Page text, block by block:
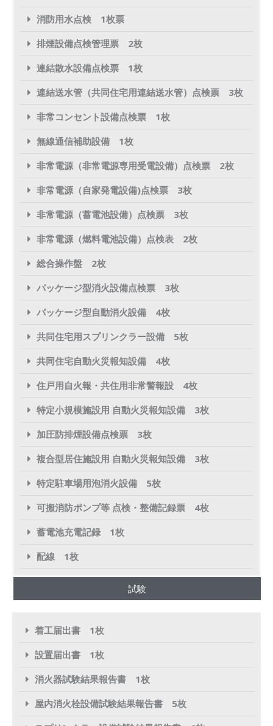
消防用水点検 1枚票
排煙設備点検管理票 2枚
連結散水設備点検票 1枚
連結送水管（共同住宅用連結送水管）点検票 3枚
非常コンセント設備点検票 1枚
無線通信補助設備 1枚
非常電源（非常電源専用受電設備）点検票 2枚
非常電源（自家発電設備)点検票 3枚
非常電源（蓄電池設備）点検票 3枚
非常電源（燃料電池設備）点検表 2枚
総合操作盤 2枚
パッケージ型消火設備点検票 3枚
パッケージ型自動消火設備 4枚
共同住宅用スプリンクラー設備 5枚
共同住宅自動火災報知設備 4枚
住戸用自火報・共住用非常警報設 4枚
特定小規模施設用 自動火災報知設備 3枚
加圧防排煙設備点検票 3枚
複合型居住施設用 自動火災報知設備 3枚
特定駐車場用泡消火設備 5枚
可搬消防ポンプ等 点検・整備記録票 4枚
蓄電池充電記録 1枚
配線 1枚
試験
着工届出書 1枚
設置届出書 1枚
消火器試験結果報告書 1枚
屋内消火栓設備試験結果報告書 5枚